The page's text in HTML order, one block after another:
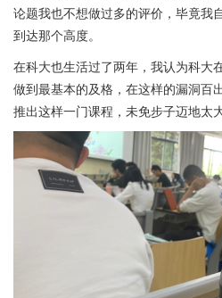
论题我也不想做过多的评价，毕竟我
到达那个高度。
在科大也生活过了两年，我认为科大
做到最基本的及格，在这样的漏洞百
推出这样一门课程，未免步子迈地太